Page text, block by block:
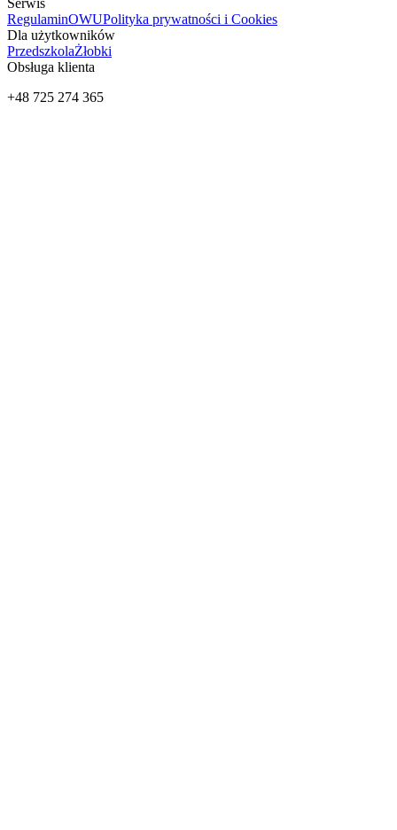
Serwis
RegulaminOWUPolityka prywatności i Cookies
Dla użytkowników
PrzedszkolaŻłobki
Obsługa klienta
+48 725 274 365